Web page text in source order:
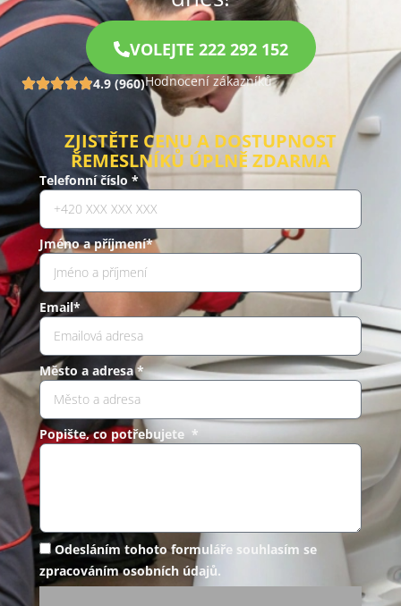
VOLEJTE 222 292 152
4.9 (960)Hodnocení zákazníků
ZJISTĚTE CENU A DOSTUPNOST
ŘEMESLNÍKŮ ÚPLNĚ ZDARMA
Telefonní číslo *
Jméno a příjmení*
Email*
Město a adresa *
Popište, co potřebujete *
Odesláním tohoto formuláře souhlasím se
zpracováním osobních údajů.